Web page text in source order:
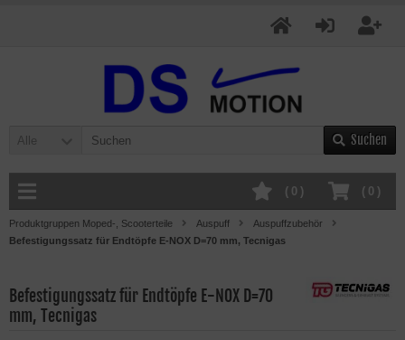
Alle Suchen
( 0 )
( 0 )
Produktgruppen Moped-, Scooterteile Auspuff
Auspuffzubehör
Befestigungssatz für Endtöpfe E-NOX D=70 mm, Tecnigas
Befestigungssatz für Endtöpfe E-NOX D=70
mm, Tecnigas